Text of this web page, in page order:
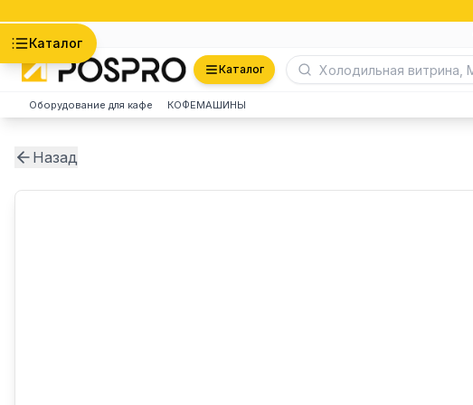
Каталог
Каталог
Оборудование для кафе КОФЕМАШИНЫ
Назад